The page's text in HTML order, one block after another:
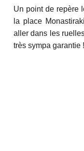
Un point de repère
la place
aller dans les
très sympa garantie !